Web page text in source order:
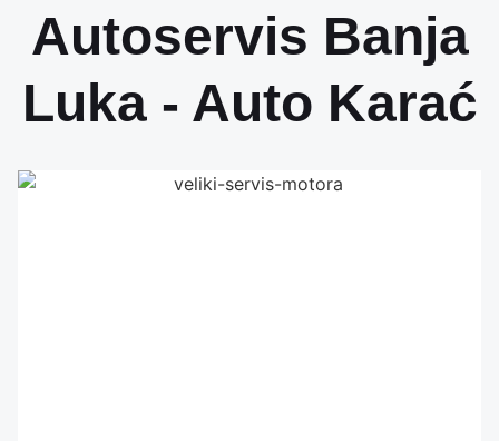
Autoservis Banja
Luka - Auto Karać